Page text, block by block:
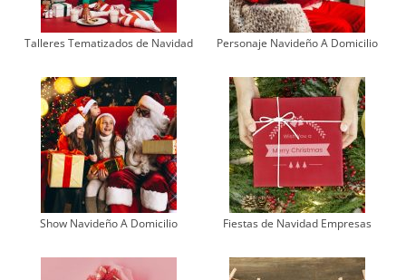
Talleres Tematizados de Navidad Personaje Navideño A Domicilio
Show Navideño A Domicilio Fiestas de Navidad Empresas